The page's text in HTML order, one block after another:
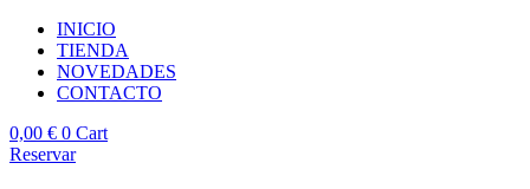
INICIO
TIENDA
NOVEDADES
CONTACTO
0,00 € 0 Cart
Reservar